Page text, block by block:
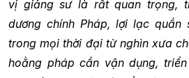
vị giảng sư là rất quan trọng,
dương chính Pháp, lợi lạc
trong mọi thời đại từ nghìn xưa
hoằng pháp cần vận dụng,